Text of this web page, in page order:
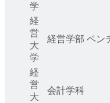
学
経
営
大
学
経営学部 ベン
経
営
大
会計学科